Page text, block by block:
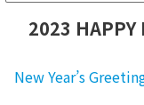
2023 HAPPY
New Year’s